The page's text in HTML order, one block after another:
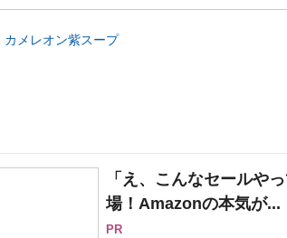
カメレオン紫スープ
「え、こんなセールや
場！Amazonの本気が...
PR